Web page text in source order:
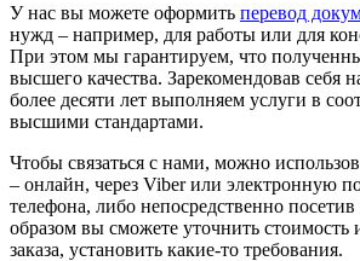
У нас вы можете оформить перевод
нужд – например, для работы или для
При этом мы гарантируем, что
высшего качества. Зарекомендовав себя
более десяти лет выполняем услуги в
высшими стандартами.
Чтобы связаться с нами, можно
– онлайн, через Viber или электронную
телефона, либо непосредственно
образом вы сможете уточнить
заказа, установить какие-то требования.